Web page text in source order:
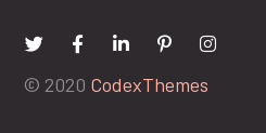
© 2020 CodexThemes